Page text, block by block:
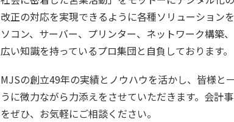
改正の対応を実現できるように各種ソリューション
ソコン、サーバー、プリンター、ネットワーク構築
広い知識を持っているプロ集団と自負しております。
MJSの創立49年の実績とノウハウを活かし、皆様と
うに微力ながら力添えをさせていただきます。会計
をぜひ、お気軽にご相談ください。